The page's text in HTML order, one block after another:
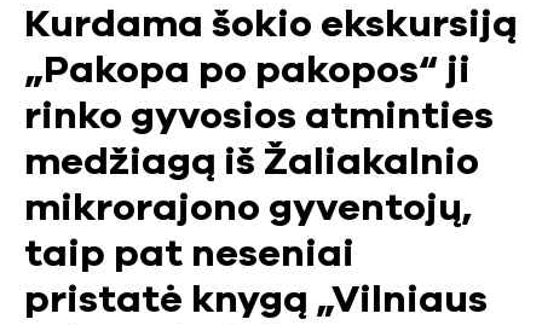
Kurdama šokio ekskursiją
„Pakopa po pakopos“ ji
rinko gyvosios atminties
medžiagą iš Žaliakalnio
mikrorajono gyventojų,
taip pat neseniai
pristatė knygą „Vilniaus